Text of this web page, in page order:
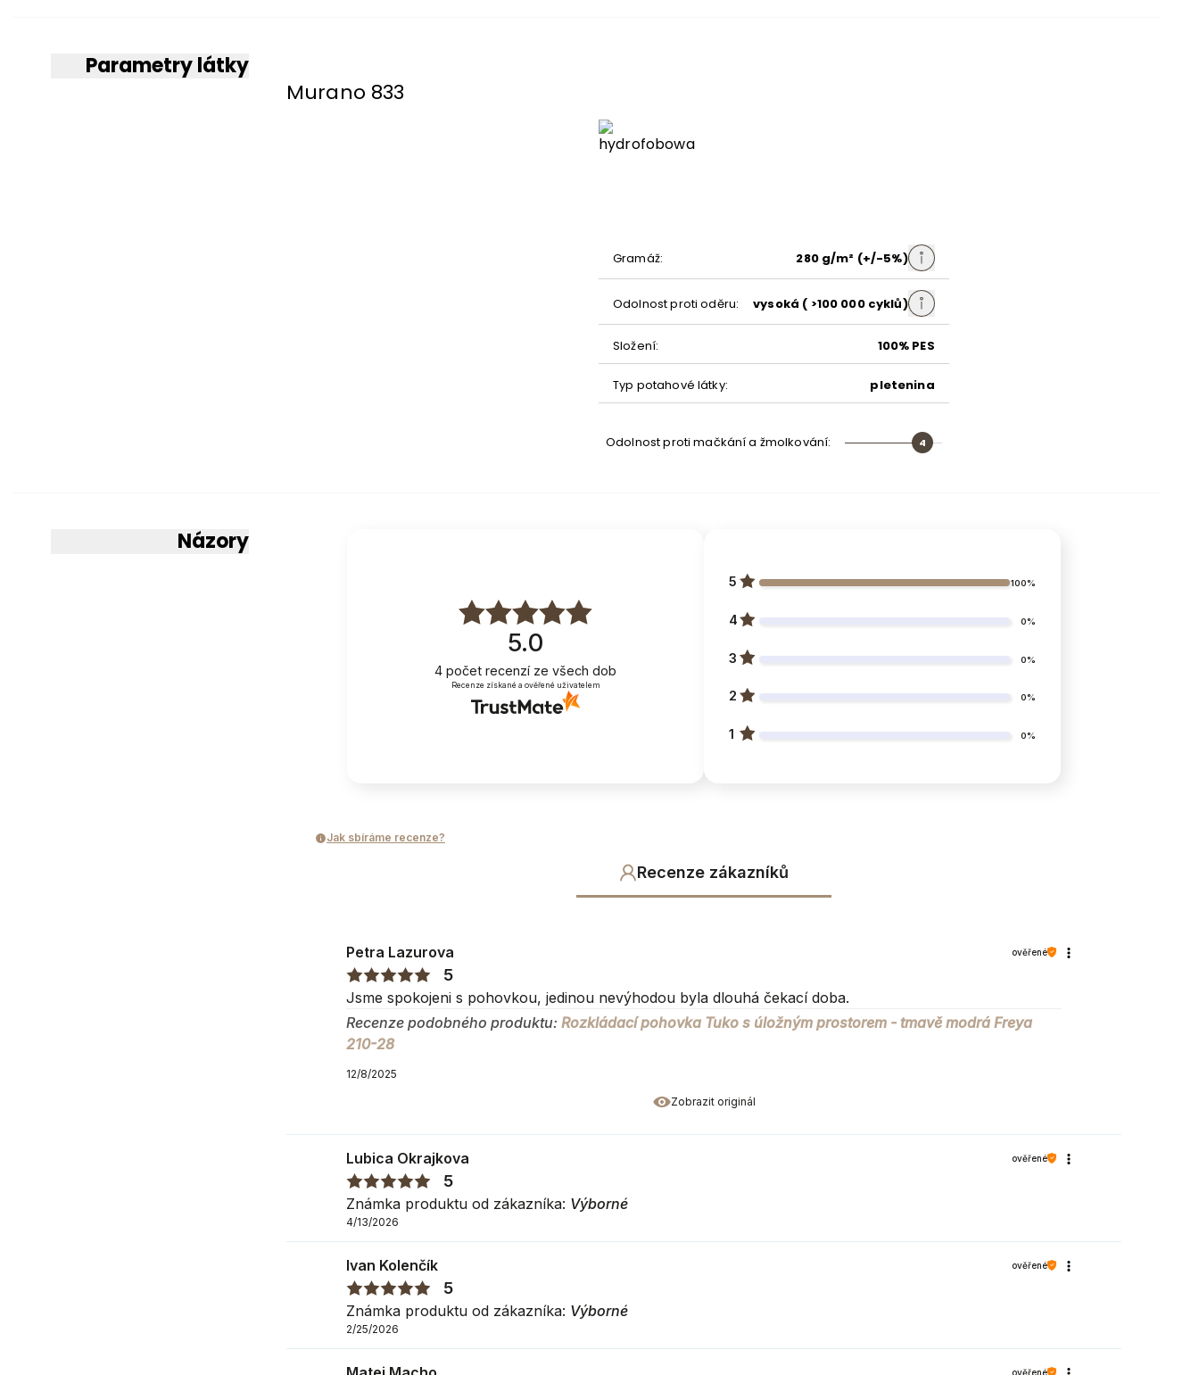
Typ
polyuretanová pěna T30
Ano (skříňka)
Balení produktu
Balík číslo 1
Šířka: 210cm
Výška: 80cm
Hloubka: 65
Informace o výrobci
Parametry látky
Murano 833
Gramáž: 280 g/m² (+/-5%)
Odolnost proti oděru: vysoká ( >100 000 cyklů)
Složení: 100% PES
Typ potahové látky: pletenina
Odolnost proti mačkání a žmolkování: 4
Názory
5.0
4 počet recenzí ze všech dob
Recenze získané a ověřené uživatelem
5 100%
4 0%
3 0%
2 0%
1 0%
Jak sbíráme recenze?
Recenze zákazníků
Zobrazit originál
Petra Lazurova ověřené
5
Jsme spokojeni s pohovkou, jedinou nevýhodou byla dlouhá čekací doba.
Recenze podobného produktu: Rozkládací pohovka Tuko s úložným prostorem - tmavě modrá Freya
210-28
12/8/2025
Lubica Okrajkova ověřené
5
Známka produktu od zákazníka: Výborné
4/13/2026
Ivan Kolenčík ověřené
5
Známka produktu od zákazníka: Výborné
2/25/2026
ověřené